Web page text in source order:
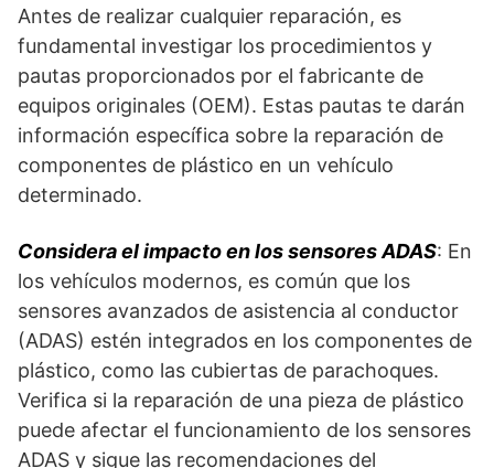
Antes de realizar cualquier reparación, es
fundamental investigar los procedimientos y
pautas proporcionados por el fabricante de
equipos originales (OEM). Estas pautas te darán
información específica sobre la reparación de
componentes de plástico en un vehículo
determinado.
Considera el impacto en los sensores ADAS: En
los vehículos modernos, es común que los
sensores avanzados de asistencia al conductor
(ADAS) estén integrados en los componentes de
plástico, como las cubiertas de parachoques.
Verifica si la reparación de una pieza de plástico
puede afectar el funcionamiento de los sensores
ADAS y sigue las recomendaciones del